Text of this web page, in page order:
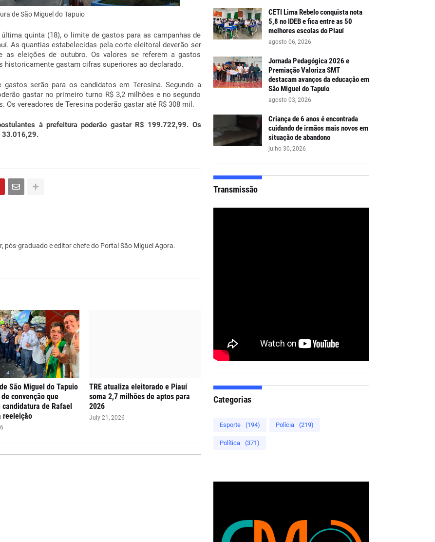
de São Miguel do Tapuio
quinta (18), o limite de gastos para as campanhas de
As quantias estabelecidas pela corte eleitoral deverão ser
as eleições de outubro. Os valores se referem a gastos
gastam cifras superiores ao declarado.
serão para os candidatos em Teresina. Segundo a
gastar no primeiro turno R$ 3,2 milhões e no segundo
Os vereadores de Teresina poderão gastar até R$ 308 mil.
à prefeitura poderão gastar R$ 199.722,99. Os
33.016,29.
pós-graduado e editor chefe do Portal São Miguel Agora.
São Miguel do Tapuio
convenção que
de Rafael
reeleição
TRE atualiza eleitorado e Piauí
soma 2,7 milhões de aptos para
2026
July 21, 2026
CETI Lima Rebelo conquista nota
5,8 no IDEB e fica entre as 50
melhores escolas do Piauí
agosto 06, 2026
Jornada Pedagógica 2026 e
Premiação Valoriza SMT
destacam avanços da educação em
São Miguel do Tapuio
agosto 03, 2026
Criança de 6 anos é encontrada
cuidando de irmãos mais novos em
situação de abandono
julho 30, 2026
Transmissão
Categorias
Esporte (194) Polícia (219)
Política (371)